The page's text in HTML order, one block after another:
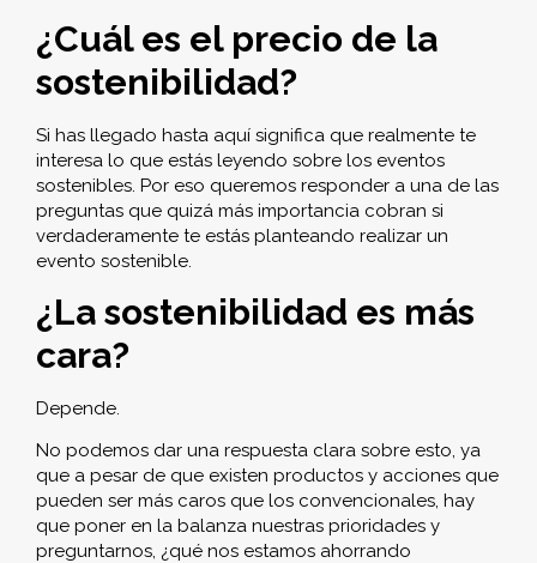
¿Cuál es el precio de la
sostenibilidad?
Si has llegado hasta aquí significa que realmente te
interesa lo que estás leyendo sobre los eventos
sostenibles. Por eso queremos responder a una de las
preguntas que quizá más importancia cobran si
verdaderamente te estás planteando realizar un
evento sostenible.
¿La sostenibilidad es más
cara?
Depende.
No podemos dar una respuesta clara sobre esto, ya
que a pesar de que existen productos y acciones que
pueden ser más caros que los convencionales, hay
que poner en la balanza nuestras prioridades y
preguntarnos, ¿qué nos estamos ahorrando